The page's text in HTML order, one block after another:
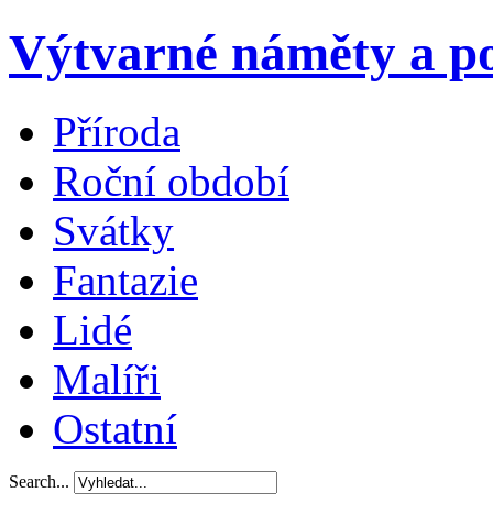
Výtvarné náměty a
Příroda
Roční období
Svátky
Fantazie
Lidé
Malíři
Ostatní
Search...